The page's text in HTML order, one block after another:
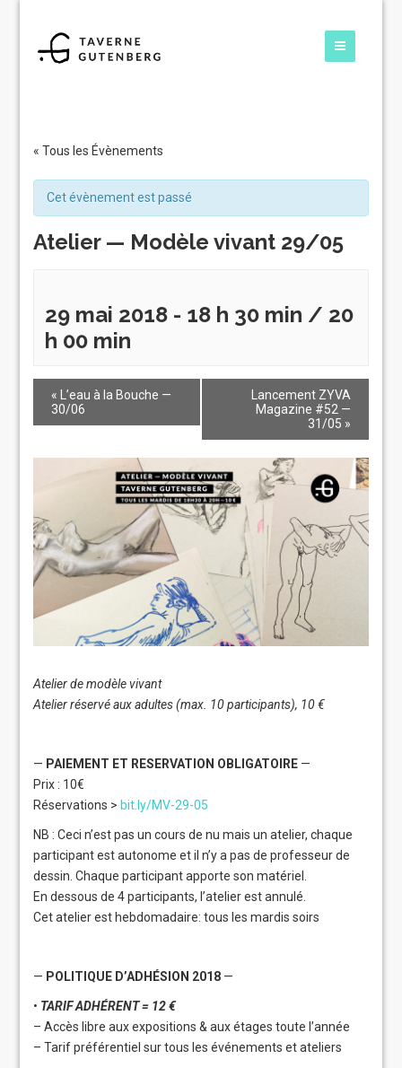
« Tous les Évènements
Cet évènement est passé
Atelier — Modèle vivant 29/05
29 mai 2018 - 18 h 30 min / 20
h 00 min
« L’eau à la Bouche —
30/06
Lancement ZYVA
Magazine #52 —
31/05 »
Atelier de modèle vivant
Atelier réservé aux adultes (max. 10 participants), 10 €
— PAIEMENT ET RESERVATION OBLIGATOIRE —
Prix : 10€
Réservations > bit.ly/MV-29-05
NB : Ceci n’est pas un cours de nu mais un atelier, chaque
participant est autonome et il n’y a pas de professeur de
dessin. Chaque participant apporte son matériel.
En dessous de 4 participants, l’atelier est annulé.
Cet atelier est hebdomadaire: tous les mardis soirs
— POLITIQUE D’ADHÉSION 2018 —
• TARIF ADHÉRENT = 12 €
– Accès libre aux expositions & aux étages toute l’année
– Tarif préférentiel sur tous les événements et ateliers